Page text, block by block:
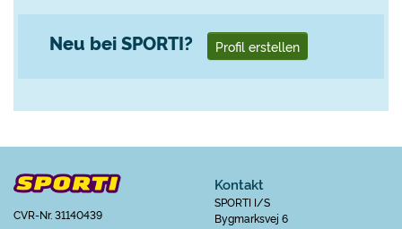
Neu bei SPORTI? Profil erstellen
CVR-Nr. 31140439
Kontakt
SPORTI I/S
Bygmarksvej 6